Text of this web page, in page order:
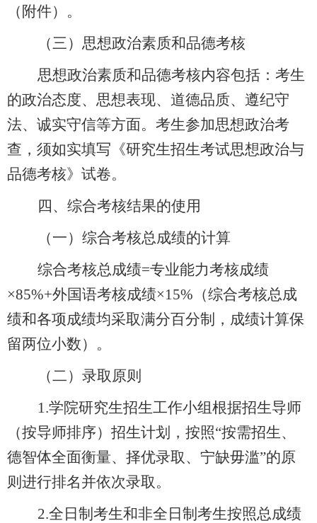
（附件） 。
（三）思想政治素质和品德考核
思想政治素质和品德考核内容包括：考生
的政治态度、思想表现、道德品质、遵纪守
法、诚实守信等方面。考生参加思想政治考
查，须如实填写《研究生招生考试思想政治与
品德考核》试卷。
四、综合考核结果的使用
（一） 综合考核总成绩的计算
综合考核总成绩=专业能力考核成绩
×85%+外国语考核成绩×15% （综合考核总成
绩和各项成绩均采取满分百分制，成绩计算保
留两位小数） 。
（二）录取原则
1.学院研究生招生工作小组根据招生导师
（按导师排序）招生计划，按照“按需招生、
德智体全面衡量、择优录取、宁缺毋滥”的原
则进行排名并依次录取。
2.全日制考生和非全日制考生按照总成绩